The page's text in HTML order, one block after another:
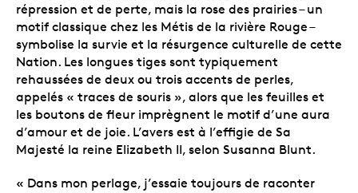
répression et de perte, mais la rose des prairies – un
motif classique chez les Métis de la rivière Rouge –
symbolise la survie et la résurgence culturelle de cette
Nation. Les longues tiges sont typiquement
rehaussées de deux ou trois accents de perles,
appelés « traces de souris », alors que les feuilles et
les boutons de fleur imprègnent le motif d’une aura
d’amour et de joie. L’avers est à l’effigie de Sa
Majesté la reine Elizabeth II, selon Susanna Blunt.
« Dans mon perlage, j’essaie toujours de raconter